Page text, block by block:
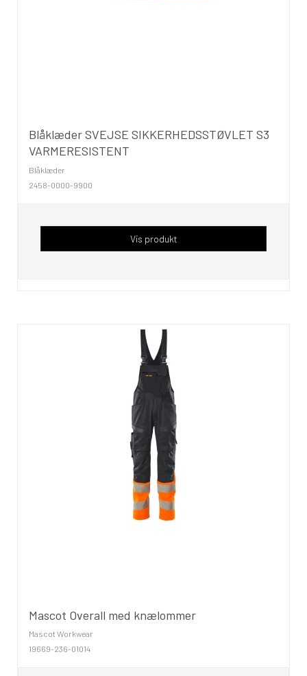
Blåklæder SVEJSE SIKKERHEDSSTØVLET S3
VARMERESISTENT
Blåklæder
2458-0000-9900
Vis produkt
Mascot Overall med knælommer
Mascot Workwear
19669-236-01014